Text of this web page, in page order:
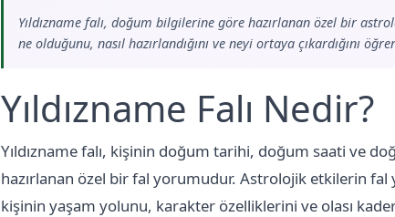
Yıldızname falı, doğum bilgilerine göre hazırlanan özel bir
ne olduğunu, nasıl hazırlandığını ve neyi ortaya çıkardığını
Yıldızname Falı Nedir?
Yıldızname falı, kişinin doğum tarihi, doğum saati ve
hazırlanan özel bir fal yorumudur. Astrolojik etkilerin
kişinin yaşam yolunu, karakter özelliklerini ve olası